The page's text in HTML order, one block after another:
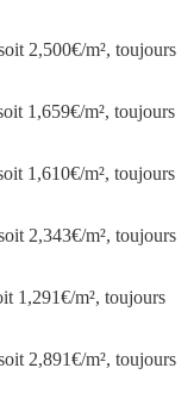
2,500€/m², toujours
1,659€/m², toujours
1,610€/m², toujours
2,343€/m², toujours
1,291€/m², toujours
2,891€/m², toujours